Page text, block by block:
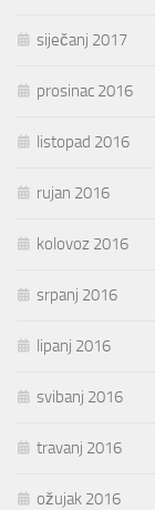
siječanj 2017
prosinac 2016
listopad 2016
rujan 2016
kolovoz 2016
srpanj 2016
lipanj 2016
svibanj 2016
travanj 2016
ožujak 2016